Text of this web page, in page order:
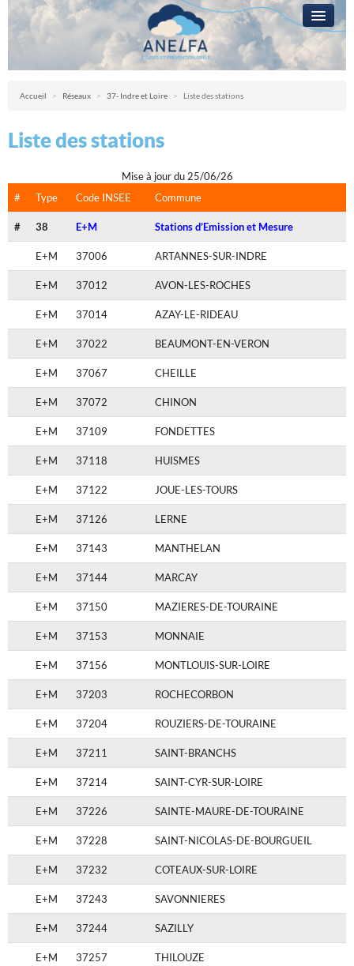
L’ANELFA
CAMPAGNE
ACCÈS RÉSERVÉ
Accueil > Réseaux > 37- Indre et Loire > Liste des stations
Liste des stations
Mise à jour du 25/06/26
#
Type Code INSEE Commune
# 38 E+M Stations d’Emission et Mesure
E+M 37006 ARTANNES-SUR-INDRE
E+M 37012 AVON-LES-ROCHES
E+M 37014 AZAY-LE-RIDEAU
E+M 37022 BEAUMONT-EN-VERON
E+M 37067 CHEILLE
E+M 37072 CHINON
E+M 37109 FONDETTES
E+M 37118 HUISMES
E+M 37122 JOUE-LES-TOURS
E+M 37126 LERNE
E+M 37143 MANTHELAN
E+M 37144 MARCAY
E+M 37150 MAZIERES-DE-TOURAINE
E+M 37153 MONNAIE
E+M 37156 MONTLOUIS-SUR-LOIRE
E+M 37203 ROCHECORBON
E+M 37204 ROUZIERS-DE-TOURAINE
E+M 37211 SAINT-BRANCHS
E+M 37214 SAINT-CYR-SUR-LOIRE
E+M 37226 SAINTE-MAURE-DE-TOURAINE
E+M 37228 SAINT-NICOLAS-DE-BOURGUEIL
E+M 37232 COTEAUX-SUR-LOIRE
E+M 37243 SAVONNIERES
E+M 37244 SAZILLY
E+M 37257 THILOUZE